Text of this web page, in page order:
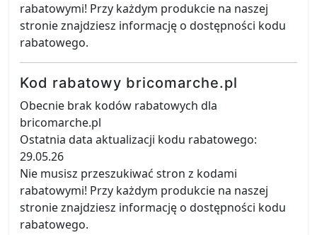
rabatowymi! Przy każdym produkcie na naszej
stronie znajdziesz informację o dostępności kodu
rabatowego.
Kod rabatowy bricomarche.pl
Obecnie brak kodów rabatowych dla
bricomarche.pl
Ostatnia data aktualizacji kodu rabatowego:
29.05.26
Nie musisz przeszukiwać stron z kodami
rabatowymi! Przy każdym produkcie na naszej
stronie znajdziesz informację o dostępności kodu
rabatowego.